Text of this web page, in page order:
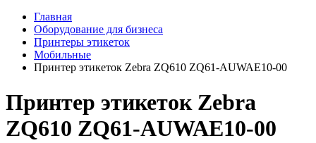
Главная
Оборудование для бизнеса
Принтеры этикеток
Мобильные
Принтер этикеток Zebra ZQ610 ZQ61-AUWAE10-00
Принтер этикеток Zebra
ZQ610 ZQ61-AUWAE10-00